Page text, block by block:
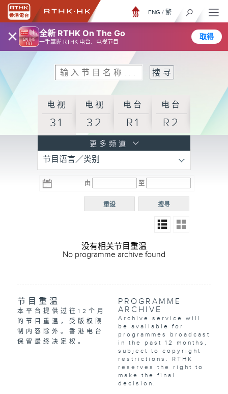
× 全新 RTHK On The Go
一手掌握 RTHK 电台、电视节目
取得
ENG / 繁
电视
31
电视
32
电台
R1
电台
R2
R3
电台 电台
R5
电台
普通
更多频道
节目语言／类别
由 至
搜寻
重设
没有相关节目重温
No programme archive found
节目重温
本平台提供过往12个月
的节目重温，受版权限
制内容除外。香港电台
保留最终决定权。
PROGRAMME
ARCHIVE
Archive service will
be available for
programmes broadcast
in the past 12 months,
subject to copyright
restrictions. RTHK
reserves the right to
make the final
decision.